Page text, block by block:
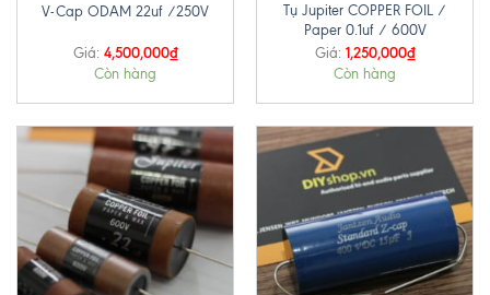
V-Cap ODAM 22uf /250V
Giá: 4,500,000₫
Còn hàng
Tụ Jupiter COPPER FOIL /
Paper 0.1uf / 600V
Giá: 1,250,000₫
Còn hàng